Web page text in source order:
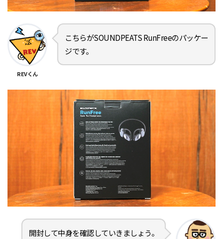
REVくん
こちらがSOUNDPEATS RunFreeのパッケー
ジです。
開封して中身を確認していきましょう。